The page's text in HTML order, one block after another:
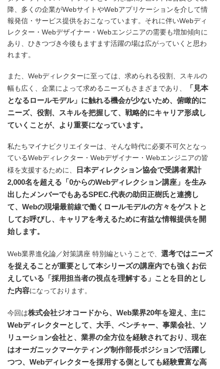
降、多くの企業がWebサイトやWebアプリケーションを介して情
報発信・サービス提供をおこなっています。それに伴いWebディ
レクター・Webデザイナー・Webエンジニアの需要も増加傾向に
あり、ひきつづき今後もますます活躍の場は広がっていくと思わ
れます。
また、Webディレクターに至っては、求められる役割、スキルの
幅も広く、企業によって求めるニーズもさまざまであり、
「見本
となるロールモデル」に触れる機会が少ないため、俯瞰的に
ニーズ、役割、スキルを把握して、戦略的にキャリア形成し
ていくことが、より重要になっています。
私たちマイナビクリエイターは、そんな時代に必要不可欠となっ
ているWebディレクター・Webデザイナー・Webエンジニアの皆
様を支援するために、
日本ディレクション協会で受講者累計
2,000名を超える「0からのWebディレクション講座」を生み
出したメンバーでもあるSPEC.代表の助田正樹氏と連携し
て、Webの現場最前線で働くロールモデルの方々をゲストと
してお呼びし、キャリアを考えるために有益な情報提供を開
始します。
Web業界進化論／対策講座 特別編ということで、 選考ではニーズ
を捉えることが重要として本シリーズの講座内でも強くお伝
えしている「採用担当者の視点を理解する」ことを目的とし
た内容になっております。
今回は株式会社ジオコードから、Web業界20年を迎え、主に
Webディレクターとして、大手、ベンチャー、事業会社、ソ
リューション会社と、業界の全方位を経験されており、現在
はオーガニックマーケティング制作部長ポジションで活躍し
つつ、Webディレクターを採用する側としても経験豊富な高